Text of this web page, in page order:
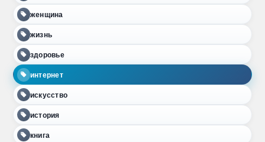
женщина
жизнь
здоровье
интернет
искусство
история
книга